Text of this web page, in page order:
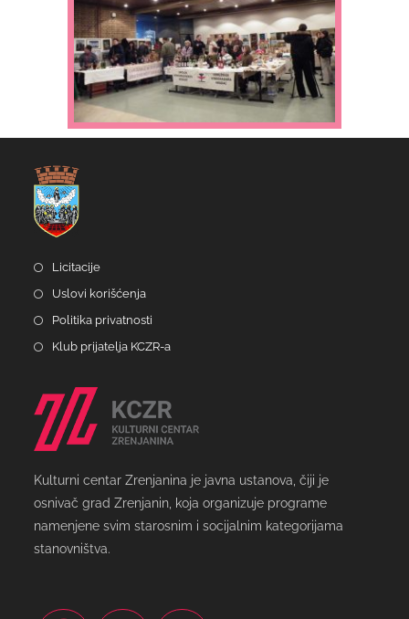
Licitacije
Uslovi korišćenja
Politika privatnosti
Klub prijatelja KCZR-a
Kulturni centar Zrenjanina je javna ustanova, čiji je
osnivač grad Zrenjanin, koja organizuje programe
namenjene svim starosnim i socijalnim kategorijama
stanovništva.